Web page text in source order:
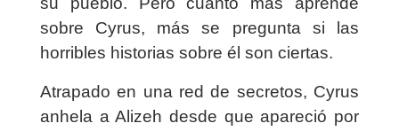
sobre Cyrus, más se pregunta si las
horribles historias sobre él son ciertas.
Atrapado en una red de secretos, Cyrus
anhela a Alizeh desde que apareció por